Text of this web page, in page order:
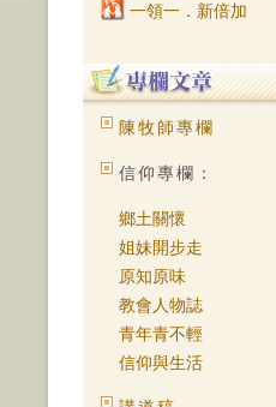
一領一．新倍加
陳牧師專欄
信仰專欄：
鄉土關懷
姐妹開步走
原知原味
教會人物誌
青年青不輕
信仰與生活